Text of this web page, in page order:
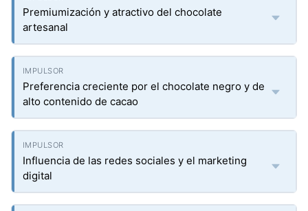
Premiumización y atractivo del chocolate
artesanal
Preferencia creciente por el chocolate negro y de
alto contenido de cacao
Influencia de las redes sociales y el marketing
digital